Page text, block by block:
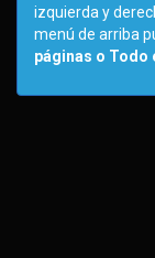
izquierda y
menú de arriba
páginas o Todo